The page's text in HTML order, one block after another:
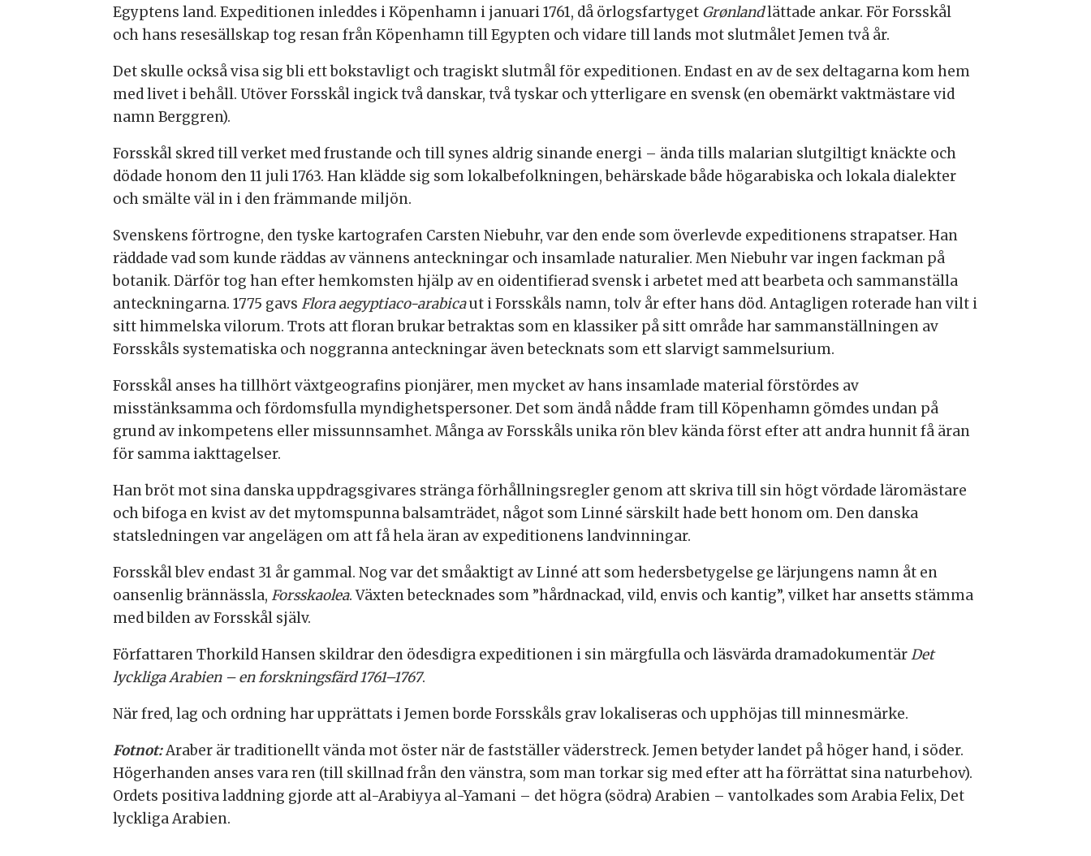
Egyptens land. Expeditionen inleddes i Köpenhamn i januari 1761, då örlogsfartyget Grønlandlättade ankar. För Forsskål
och hans resesällskap tog resan från Köpenhamn till Egypten och vidare till lands mot slutmålet Jemen två år.
Det skulle också visa sig bli ett bokstavligt och tragiskt slutmål för expeditionen. Endast en av de sex deltagarna kom hem
med livet i behåll. Utöver Forsskål ingick två danskar, två tyskar och ytterligare en svensk (en obemärkt vaktmästare vid
namn Berggren).
Forsskål skred till verket med frustande och till synes aldrig sinande energi – ända tills malarian slutgiltigt knäckte och
dödade honom den 11 juli 1763. Han klädde sig som lokalbefolkningen, behärskade både högarabiska och lokala dialekter
och smälte väl in i den främmande miljön.
Svenskens förtrogne, den tyske kartografen Carsten Niebuhr, var den ende som överlevde expeditionens strapatser. Han
räddade vad som kunde räddas av vännens anteckningar och insamlade naturalier. Men Niebuhr var ingen fackman på
botanik. Därför tog han efter hemkomsten hjälp av en oidentifierad svensk i arbetet med att bearbeta och sammanställa
anteckningarna. 1775 gavs Flora aegyptiaco-arabicaut i Forsskåls namn, tolv år efter hans död. Antagligen roterade han vilt i
sitt himmelska vilorum. Trots att floran brukar betraktas som en klassiker på sitt område har sammanställningen av
Forsskåls systematiska och noggranna anteckningar även betecknats som ett slarvigt sammelsurium.
Forsskål anses ha tillhört växtgeografins pionjärer, men mycket av hans insamlade material förstördes av
misstänksamma och fördomsfulla myndighetspersoner. Det som ändå nådde fram till Köpenhamn gömdes undan på
grund av inkompetens eller missunnsamhet. Många av Forsskåls unika rön blev kända först efter att andra hunnit få äran
för samma iakttagelser.
Han bröt mot sina danska uppdragsgivares stränga förhållningsregler genom att skriva till sin högt vördade läromästare
och bifoga en kvist av det mytomspunna balsamträdet, något som Linné särskilt hade bett honom om. Den danska
statsledningen var angelägen om att få hela äran av expeditionens landvinningar.
Forsskål blev endast 31 år gammal. Nog var det småaktigt av Linné att som hedersbetygelse ge lärjungens namn åt en
oansenlig brännässla, Forsskaolea. Växten betecknades som ”hårdnackad, vild, envis och kantig”, vilket har ansetts stämma
med bilden av Forsskål själv.
Författaren Thorkild Hansen skildrar den ödesdigra expeditionen i sin märgfulla och läsvärda dramadokumentärDet
lyckliga Arabien – en forskningsfärd 1761–1767.
När fred, lag och ordning har upprättats i Jemen borde Forsskåls grav lokaliseras och upphöjas till minnesmärke.
Fotnot:Araber är traditionellt vända mot öster när de fastställer väderstreck. Jemen betyder landet på höger hand, i söder.
Högerhanden anses vara ren (till skillnad från den vänstra, som man torkar sig med efter att ha förrättat sina naturbehov).
Ordets positiva laddning gjorde att al-Arabiyya al-Yamani – det högra (södra) Arabien – vantolkades som Arabia Felix, Det
lyckliga Arabien.